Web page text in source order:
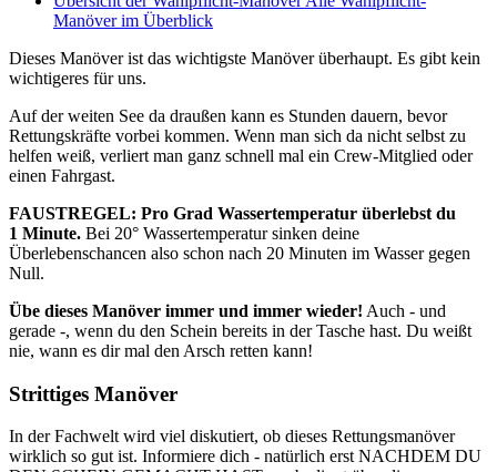
Manöver im Überblick
Dieses Manöver ist das wichtigste Manöver überhaupt. Es gibt kein
wichtigeres für uns.
Auf der weiten See da draußen kann es Stunden dauern, bevor
Rettungskräfte vorbei kommen. Wenn man sich da nicht selbst zu
helfen weiß, verliert man ganz schnell mal ein Crew-Mitglied oder
einen Fahrgast.
FAUSTREGEL: Pro Grad Wassertemperatur überlebst du
1 Minute. Bei 20° Wassertemperatur sinken deine
Überlebenschancen also schon nach 20 Minuten im Wasser gegen
Null.
Übe dieses Manöver immer und immer wieder! Auch - und
gerade -, wenn du den Schein bereits in der Tasche hast. Du weißt
nie, wann es dir mal den Arsch retten kann!
Strittiges Manöver
In der Fachwelt wird viel diskutiert, ob dieses Rettungsmanöver
wirklich so gut ist. Informiere dich - natürlich erst NACHDEM DU